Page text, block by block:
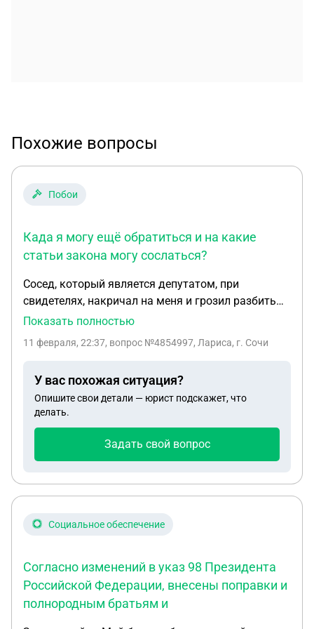
Похожие вопросы
Побои
Када я могу ещё обратиться и на какие
статьи закона могу сослаться?
Сосед, который является депутатом, при
свидетелях, накричал на меня и грозил разбить
лицо и выбить зубы. Написала заявление в
сказала что по данному заявлению будет
знакомые говорят что это "дохлый" номер. Никто
не станет связываться с депутатом. Када я могу
ещё обратиться и на какие статьи закона могу
Показать полностью
11 февраля, 22:37, вопрос №4854997, Лариса, г. Сочи
У вас похожая ситуация?
Опишите свои детали — юрист подскажет, что
делать.
Задать свой вопрос
Социальное обеспечение
Согласно изменений в указ 98 Президента
Российской Федерации, внесены поправки и
полнородным братьям и